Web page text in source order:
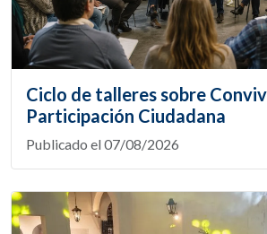
Ciclo de talleres sobre
Participación Ciudadana
Publicado el 07/08/2026